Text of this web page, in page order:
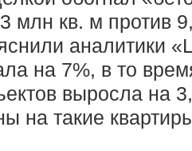
млн кв. м против
аналитики
на 7%, в то
выросла на
на такие